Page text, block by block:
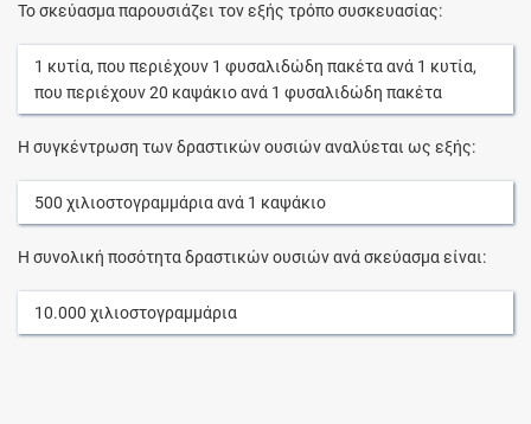
Το σκεύασμα παρουσιάζει τον εξής τρόπο συσκευασίας:
1 κυτία, που περιέχουν 1 φυσαλιδώδη πακέταανά 1 κυτία,
που περιέχουν20 καψάκιοανά 1 φυσαλιδώδη πακέτα
Η συγκέντρωση των δραστικών ουσιών αναλύεται ως εξής:
500 χιλιοστογραμμάριαανά 1 καψάκιο
Η συνολική ποσότητα δραστικών ουσιών ανά σκεύασμα είναι:
10.000 χιλιοστογραμμάρια